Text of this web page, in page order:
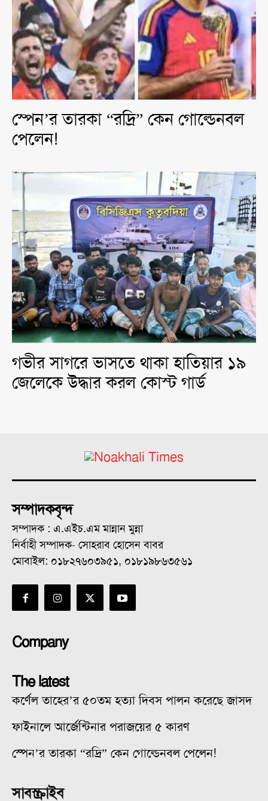
স্পেন’র তারকা “রদ্রি” কেন গোল্ডেনবল
পেলেন!
গভীর সাগরে ভাসতে থাকা হাতিয়ার ১৯
জেলেকে উদ্ধার করল কোস্ট গার্ড
সম্পাদকবৃন্দ
সম্পাদক : এ.এইচ.এম মান্নান মুন্না
নির্বাহী সম্পাদক- সোহরাব হোসেন বাবর
মোবাইল: ০১৮২৭৬০৩৯৫১, ০১৮১৯৮৬৩৫৬১
Company
The latest
কর্ণেল তাহের’র ৫০তম হত্যা দিবস পালন করেছে জাসদ
ফাইনালে আর্জেন্টিনার পরাজয়ের ৫ কারণ
স্পেন’র তারকা “রদ্রি” কেন গোল্ডেনবল পেলেন!
সাবস্ক্রাইব